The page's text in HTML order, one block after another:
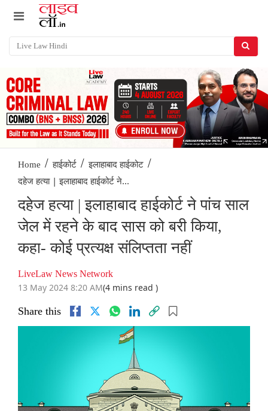
Home / हाईकोर्ट / इलाहाबाद हाईकोट /
दहेज हत्या | इलाहाबाद हाईकोर्ट ने...
दहेज हत्या | इलाहाबाद हाईकोर्ट ने पांच साल
जेल में रहने के बाद सास को बरी किया,
कहा- कोई प्रत्यक्ष संलिप्तता नहीं
LiveLaw News Network
13 May 2024 8:20 AM(4 mins read )
Share this